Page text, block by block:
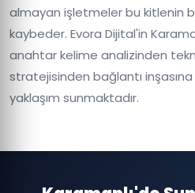
almayan işletmeler bu kitlenin
kaybeder. Evora Dijital'in
anahtar kelime analizinden
stratejisinden bağlantı
yaklaşım sunmaktadır.